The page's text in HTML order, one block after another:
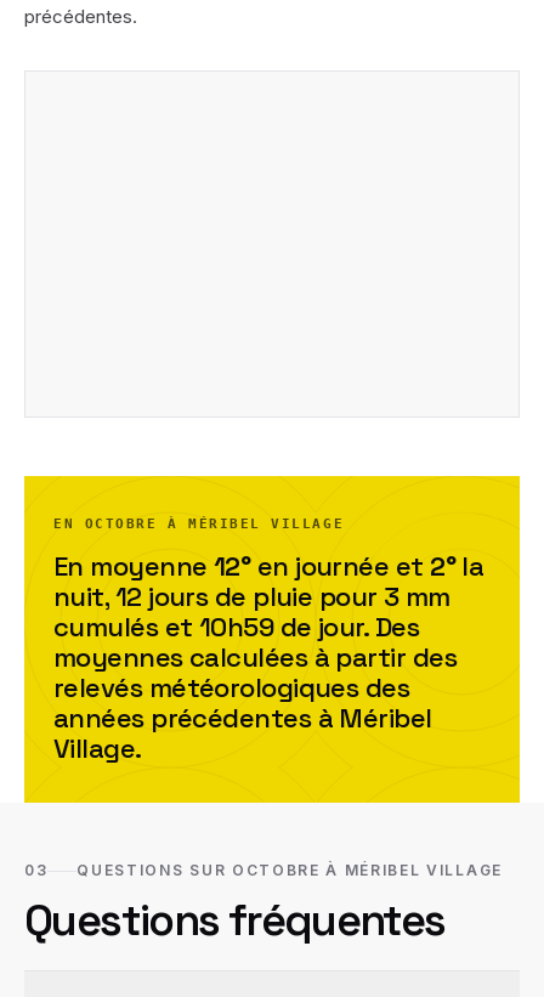
précédentes.
EN OCTOBRE À MÉRIBEL VILLAGE
En moyenne 12°en journée et 2°la
nuit,12 joursde pluie pour 3mm
cumulés et 10h59de jour. Des
moyennes calculées à partir des
relevés météorologiques des
années précédentes à Méribel
Village.
03 QUESTIONS SUR OCTOBRE À MÉRIBEL VILLAGE
Questions fréquentes